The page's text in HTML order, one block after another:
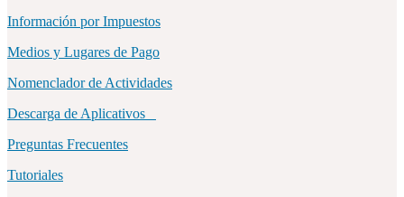
Información por Impuestos
Medios y Lugares de Pago
Nomenclador de Actividades
Descarga de Aplicativos
Preguntas Frecuentes
Tutoriales